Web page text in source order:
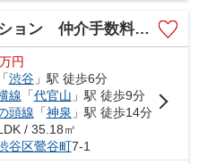
手数料無料＋15万円現金プレゼント中
円
「渋谷」駅 徒歩6分
線 「代官山 」駅 徒歩9分
頭線 「神泉 」駅 徒歩14分
/ 35.18㎡
谷区鶯谷町7-1